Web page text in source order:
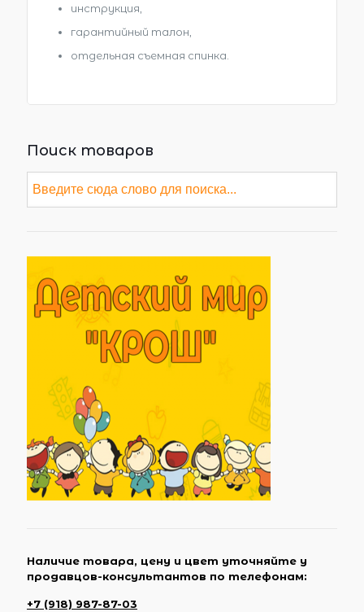
инструкция,
гарантийный талон,
отдельная съемная спинка.
Поиск товаров
Наличие товара, цену и цвет уточняйте у
продавцов-консультантов по телефонам:
+7 (918) 987-87-03